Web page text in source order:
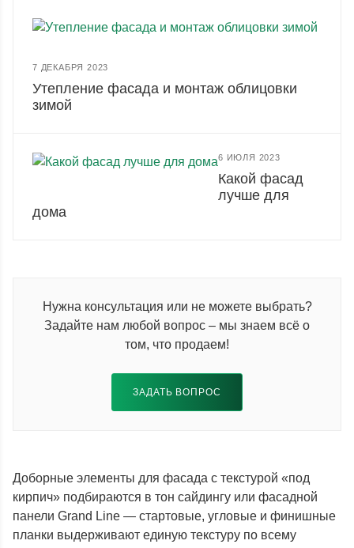
7 ДЕКАБРЯ 2023
Утепление фасада и монтаж облицовки
зимой
6 ИЮЛЯ 2023
Какой фасад
лучше для
дома
Нужна консультация или не можете выбрать?
Задайте нам любой вопрос – мы знаем всё о
том, что продаем!
ЗАДАТЬ ВОПРОС
Доборные элементы для фасада с текстурой «под
кирпич» подбираются в тон сайдингу или фасадной
панели Grand Line — стартовые, угловые и финишные
планки выдерживают единую текстуру по всему